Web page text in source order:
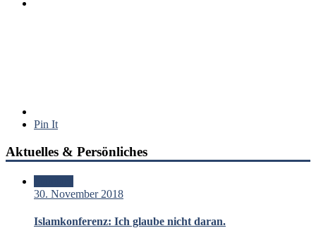
Pin It
Aktuelles & Persönliches
30. November 2018
Islamkonferenz: Ich glaube nicht daran.